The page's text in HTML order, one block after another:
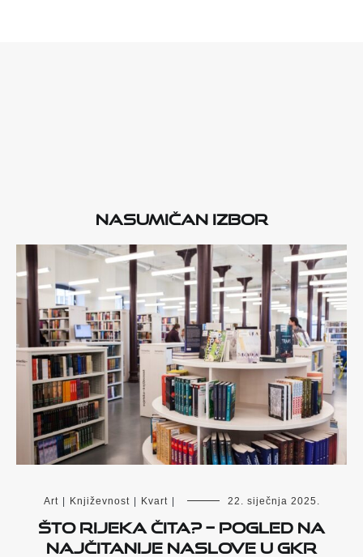
Nasumičan izbor
Art Književnost Kvart 22. siječnja 2025.
Što Rijeka čita? – Pogled na
najčitanije naslove u GKR